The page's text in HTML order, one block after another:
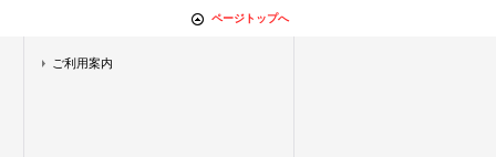
ページトップへ
ご利用案内